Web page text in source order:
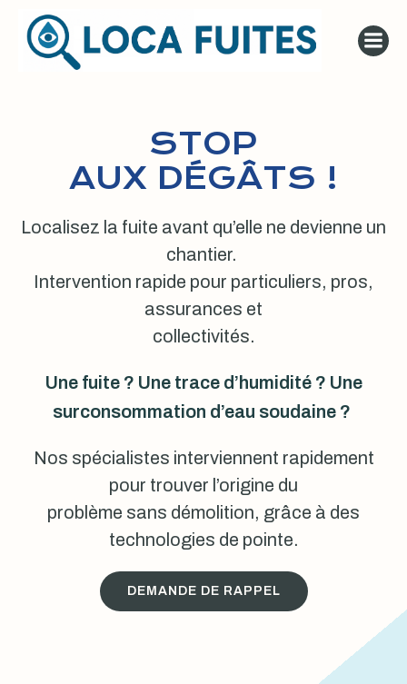
au
contenu
STOP
AUX DÉGÂTS !
Localisez la fuite avant qu’elle ne devienne un
chantier.
Intervention rapide pour particuliers, pros,
assurances et
collectivités.
Une fuite ? Une trace d’humidité ? Une
surconsommation d’eau soudaine ?
Nos spécialistes interviennent rapidement
pour trouver l’origine du
problème sans démolition, grâce à des
technologies de pointe.
DEMANDE DE RAPPEL